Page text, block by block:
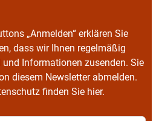
„Anmelden“ erklären Sie
dass wir Ihnen regelmäßig
Informationen zusenden. Sie
diesem Newsletter abmelden.
finden Sie hier.